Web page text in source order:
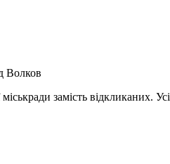
Волков
замість відкликаних.